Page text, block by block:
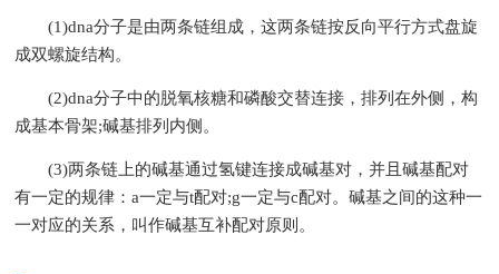
(1)dna分子是由两条链组成，这两条链按反向平行方式盘旋
成双螺旋结构。
(2)dna分子中的脱氧核糖和磷酸交替连接，排列在外侧，构
成基本骨架;碱基排列内侧。
(3)两条链上的碱基通过氢键连接成碱基对，并且碱基配对
有一定的规律：a一定与t配对;g一定与c配对。碱基之间的这种一
一对应的关系，叫作碱基互补配对原则。